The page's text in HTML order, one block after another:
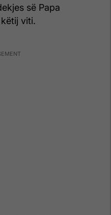
së Papa
viti.